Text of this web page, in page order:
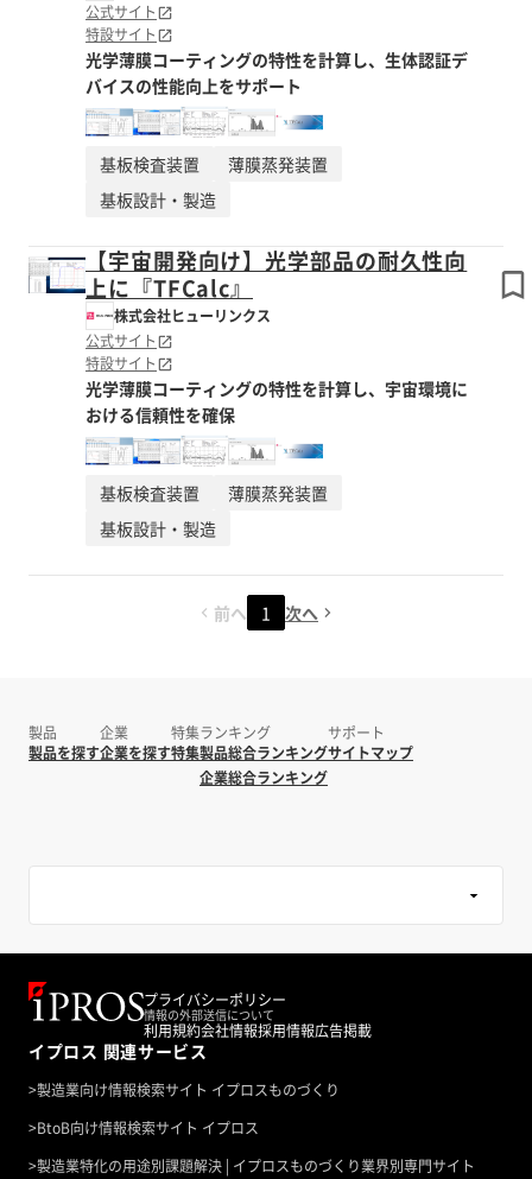
公式サイト
特設サイト
光学薄膜コーティングの特性を計算し、生体認証デ
バイスの性能向上をサポート
基板検査装置
薄膜蒸発装置
基板設計・製造
【宇宙開発向け】光学部品の耐久性向
上に『TFCalc』
株式会社ヒューリンクス
公式サイト
特設サイト
光学薄膜コーティングの特性を計算し、宇宙環境に
おける信頼性を確保
基板検査装置
薄膜蒸発装置
基板設計・製造
前へ 1 次へ
製品
製品を探す
企業
企業を探す
特集
特集
ランキング
製品総合ランキング
企業総合ランキング
サポート
サイトマップ
プライバシーポリシー
情報の外部送信について
利用規約会社情報採用情報広告掲載
イプロス 関連サービス
>製造業向け情報検索サイト イプロスものづくり
>BtoB向け情報検索サイト イプロス
>製造業特化の用途別課題解決 | イプロスものづくり業界別専門サイト